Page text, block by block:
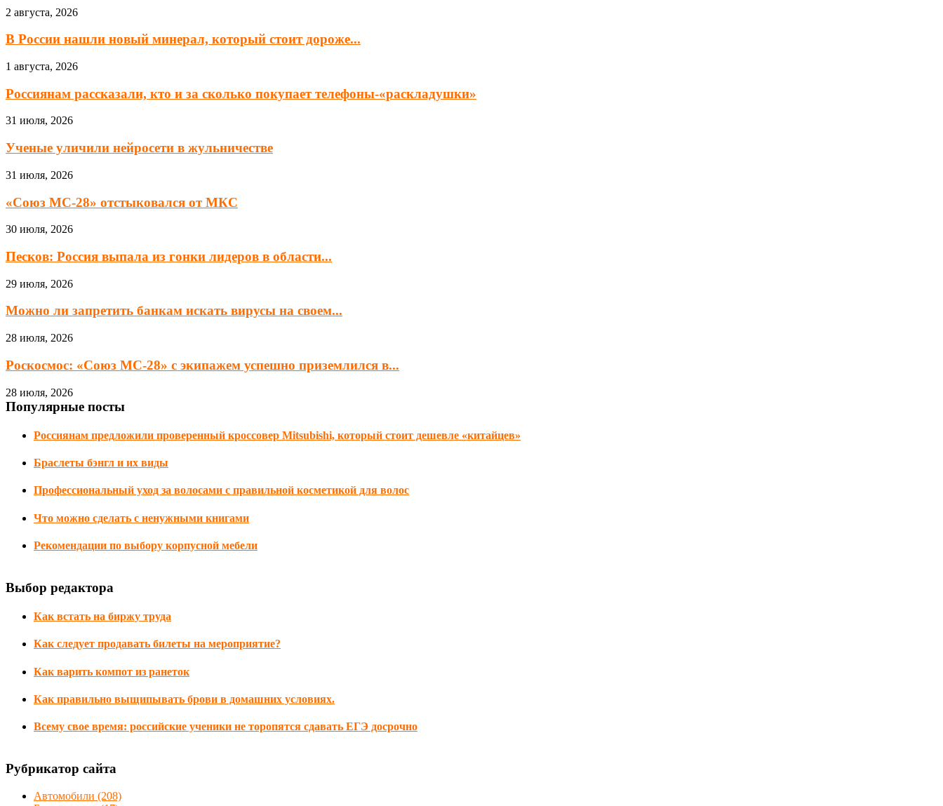
2 августа, 2026
В России нашли новый минерал, который стоит дороже...
1 августа, 2026
Россиянам рассказали, кто и за сколько покупает телефоны-«раскладушки»
31 июля, 2026
Ученые уличили нейросети в жульничестве
31 июля, 2026
«Союз МС-28» отстыковался от МКС
30 июля, 2026
Песков: Россия выпала из гонки лидеров в области...
29 июля, 2026
Можно ли запретить банкам искать вирусы на своем...
28 июля, 2026
Роскосмос: «Союз МС-28» с экипажем успешно приземлился в...
28 июля, 2026
Популярные посты
Россиянам предложили проверенный кроссовер Mitsubishi, который стоит дешевле «китайцев»
Браслеты бэнгл и их виды
Профессиональный уход за волосами с правильной косметикой для волос
Что можно сделать с ненужными книгами
Рекомендации по выбору корпусной мебели
Выбор редактора
Как встать на биржу труда
Как следует продавать билеты на мероприятие?
Как варить компот из ранеток
Как правильно выщипывать брови в домашних условиях.
Всему свое время: российские ученики не торопятся сдавать ЕГЭ досрочно
Рубрикатор сайта
Автомобили (208)